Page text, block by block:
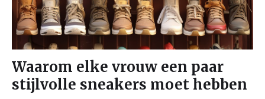
Waarom elke vrouw een paar
stijlvolle sneakers moet hebben